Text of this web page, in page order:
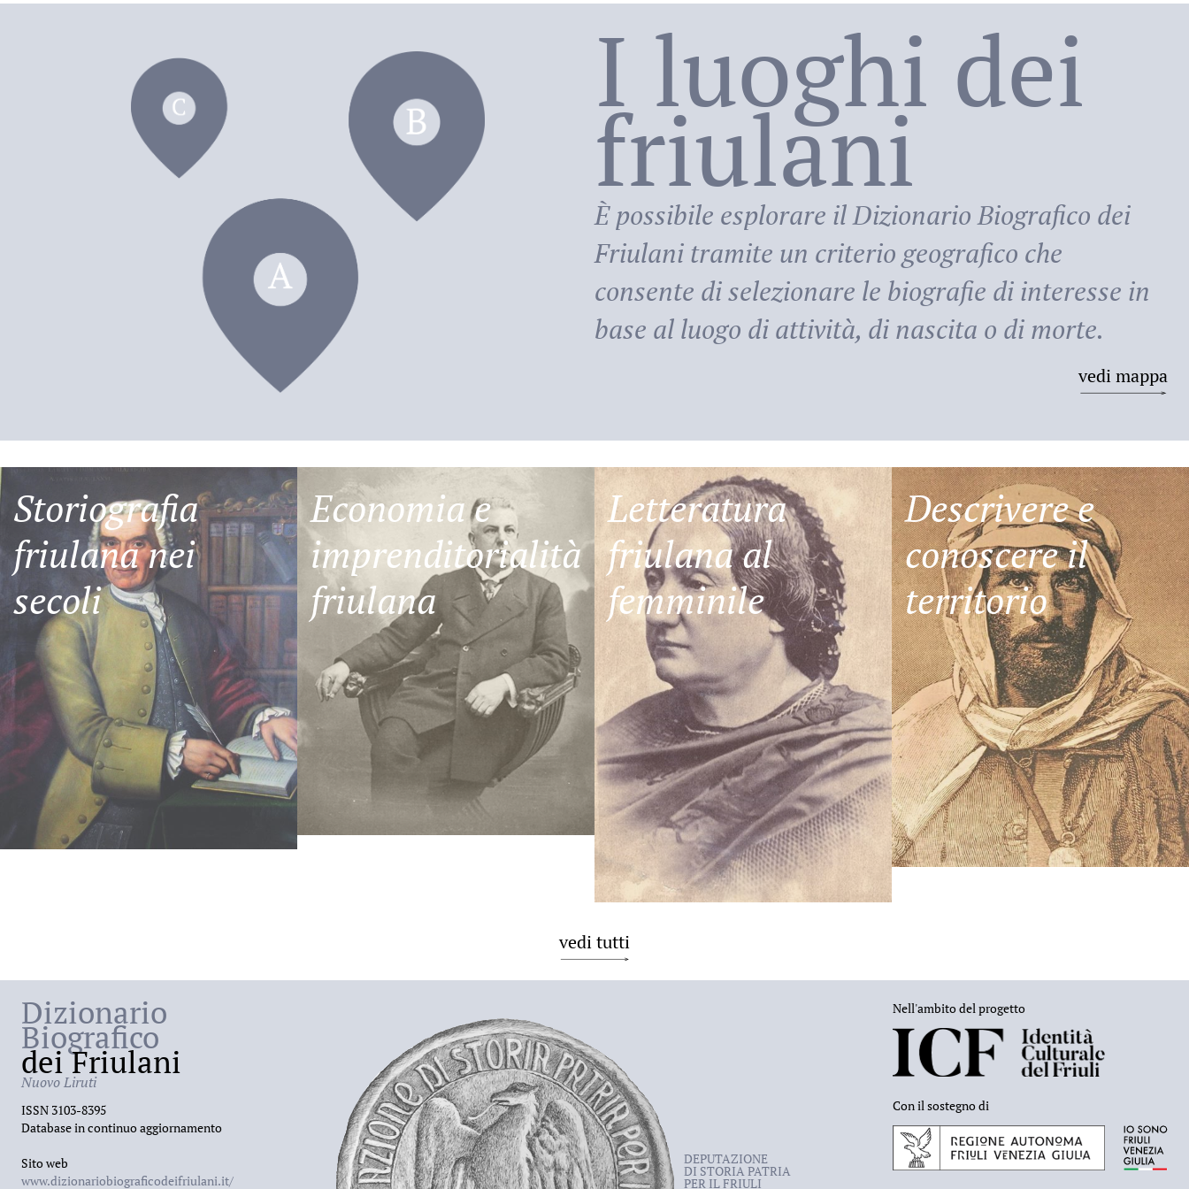
dei Friulani
I luoghi dei
friulani
È possibile esplorare ilDizionario Biografico dei
Friulani tramite un criterio geografico che
consente di selezionare le biografie di interesse in
base al luogo di attività, di nascita o di morte.
vedi mappa
Storiografia
friulana nei
secoli
Economia e
imprenditorialità
friulana
Letteratura
friulana al
femminile
Descrivere e
conoscere il
territorio
vedi tutti
Dizionario
Biografico
dei Friulani
Nuovo Liruti
ISSN 3103-8395
Database in continuo aggiornamento
Sito web
www.dizionariobiograficodeifriulani.it/
DEPUTAZIONE
DI STORIA PATRIA
PER IL FRIULI
Nell'ambito del progetto
Con il sostegno di